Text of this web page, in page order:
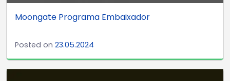
Moongate Programa Embaixador
Posted on 23.05.2024